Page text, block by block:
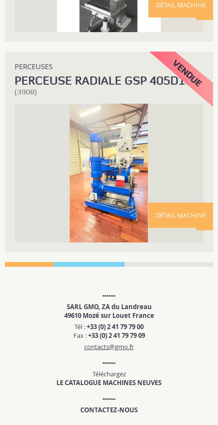
DÉTAIL MACHINE
PERCEUSES
PERCEUSE RADIALE GSP 405D100
(3908)
DÉTAIL MACHINE
SARL GMO, ZA du Landreau
49610 Mozé sur Louet France
Tél :+33 (0) 2 41 79 79 00
Fax :+33 (0) 2 41 79 79 09
contacts@gmo.fr
Téléchargez
LE CATALOGUE MACHINES NEUVES
CONTACTEZ-NOUS